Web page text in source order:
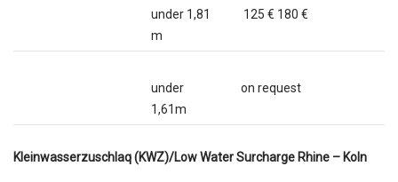
under 1,81
m
125 € 180 €
under
1,61m
on request
Kleinwasserzuschlaq (KWZ)/Low Water Surcharge Rhine – Koln